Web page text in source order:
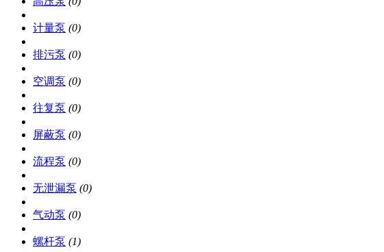
计量泵 (0)
排污泵 (0)
空调泵 (0)
往复泵 (0)
屏蔽泵 (0)
流程泵 (0)
无泄漏泵 (0)
气动泵 (0)
螺杆泵 (1)